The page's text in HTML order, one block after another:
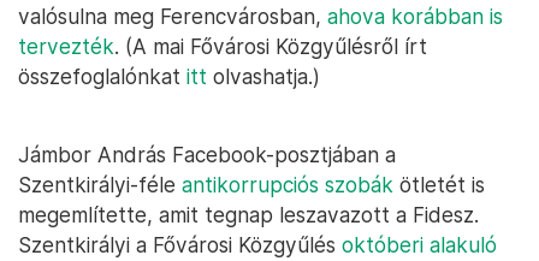
valósulna meg Ferencvárosban, ahova korábban is
tervezték. (A mai Fővárosi Közgyűlésről írt
összefoglalónkat itt olvashatja.)
Jámbor András Facebook-posztjában a
Szentkirályi-féle antikorrupciós szobák ötletét is
megemlítette, amit tegnap leszavazott a Fidesz.
Szentkirályi a Fővárosi Közgyűlés októberi alakuló